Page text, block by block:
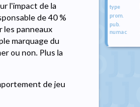
l'impact de la
de 40 %
les panneaux
marquage du
ou non. Plus la
de jeu
type
prom.
pub.
numac